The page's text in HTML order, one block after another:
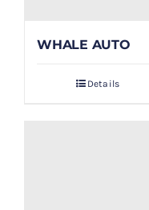
WHALE AUTO
Details